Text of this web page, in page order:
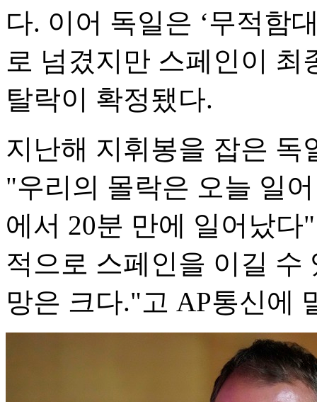
다. 이어 독일은 ‘무적함
로 넘겼지만 스페인이
탈락이 확정됐다.
지난해 지휘봉을 잡은 독
"우리의 몰락은 오늘 일
에서 20분 만에 일어났
적으로 스페인을 이길 수
망은 크다."고 AP통신에